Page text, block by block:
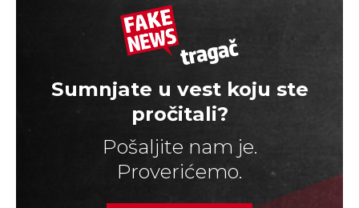
Sumnjate u vest koju ste
pročitali?
Pošaljite nam je.
Proverićemo.